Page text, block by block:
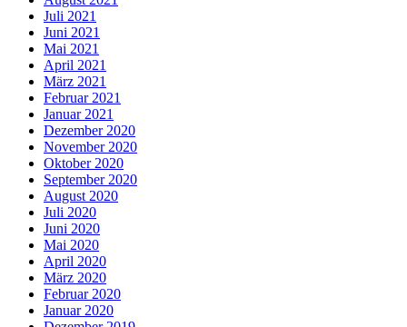
Juli 2021
Juni 2021
Mai 2021
April 2021
März 2021
Februar 2021
Januar 2021
Dezember 2020
November 2020
Oktober 2020
September 2020
August 2020
Juli 2020
Juni 2020
Mai 2020
April 2020
März 2020
Februar 2020
Januar 2020